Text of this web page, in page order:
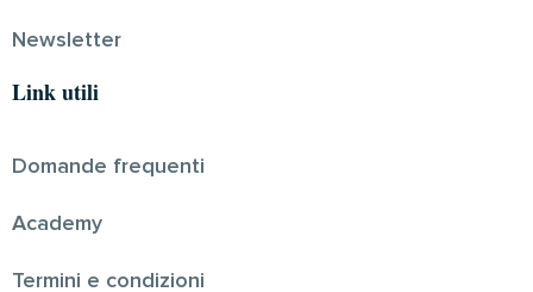
Newsletter
Link utili
Domande frequenti
Academy
Termini e condizioni